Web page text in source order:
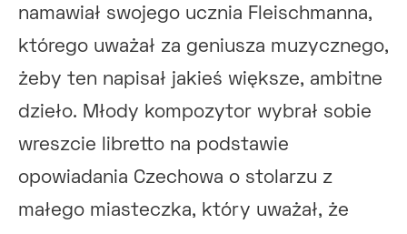
namawiał swojego ucznia Fleischmanna,
którego uważał za geniusza muzycznego,
żeby ten napisał jakieś większe, ambitne
dzieło. Młody kompozytor wybrał sobie
wreszcie libretto na podstawie
opowiadania Czechowa o stolarzu z
małego miasteczka, który uważał, że